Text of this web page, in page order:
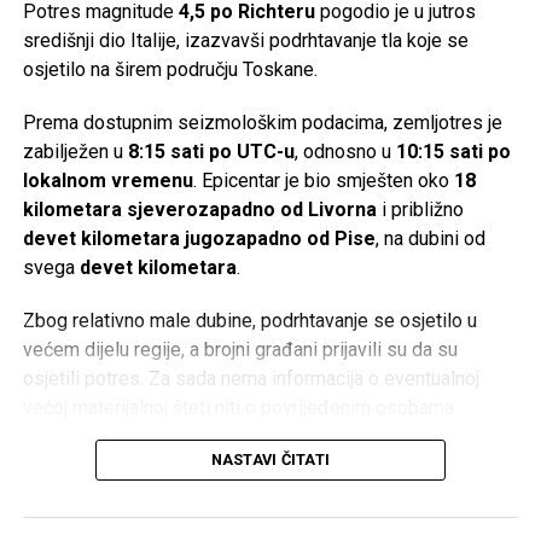
igračku!‘ Nakon pronalaska izgubljene stvari, treba dijete
podsjetiti da mu je Allah, dž.š., pomogao da pronađe
igračku i da se treba zahvaliti. Ovakav pristup u dječijim
pomaže.
Druga mogućnost je da se dijete pred polazak na spavanje
podstakne na učenje Ajetu-l-Kursijje. Ova prilika se
iskoristi da se kod djeteta razvije lijepo mišljenje o
melekima. „Sine, ako ovo proučiš, dragi Allah ti pošalje
naštetiti. Allah će ti poslati čuvara koji je jak i ne da
nikome na tebe.“
pod ruku. Ukoliko sami ne živimo i ne praktikujemo islam,
ukoliko govorimo drugima učite Kur’an, a sami to ne
Potres magnitude 4,5 po Richterupogodio je u jutros
središnji dio Italije, izazvavši podrhtavanje tla koje se
osjetilo na širem području Toskane.
Prema dostupnim seizmološkim podacima, zemljotres je
zabilježen u 8:15 sati po UTC-u, odnosno u 10:15 sati po
lokalnom vremenu. Epicentar je bio smješten oko 18
kilometara sjeverozapadno od Livornai približno
devet kilometara jugozapadno od Pise, na dubini od
svega devet kilometara.
Zbog relativno male dubine, podrhtavanje se osjetilo u
većem dijelu regije, a brojni građani prijavili su da su
osjetili potres. Za sada nema informacija o eventualnoj
Italija se nalazi na jednom od seizmički najaktivnijih
Euroazijske tektonske ploče. Upravo zbog toga ova zemlja
NASTAVI ČITATI